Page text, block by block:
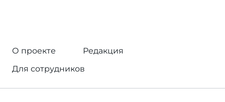
О проекте
Редакция
Для сотрудников